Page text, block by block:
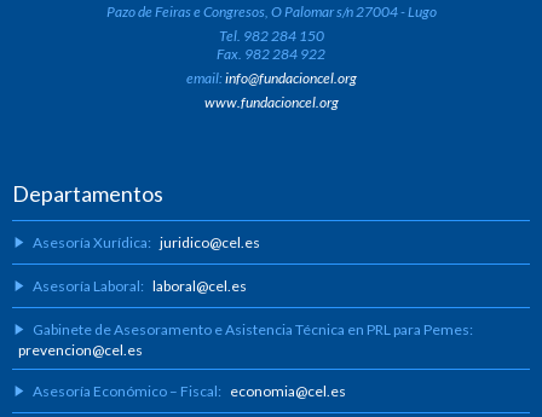
Pazo de Feiras e Congresos, O Palomar s/n 27004 - Lugo
Tel. 982 284 150
Fax. 982 284 922
email:info@fundacioncel.org
www.fundacioncel.org
Departamentos
Asesoría Xurídica: juridico@cel.es
Asesoría Laboral: laboral@cel.es
Gabinete de Asesoramento e Asistencia Técnica en PRL para Pemes:
prevencion@cel.es
Asesoría Económico – Fiscal: economia@cel.es